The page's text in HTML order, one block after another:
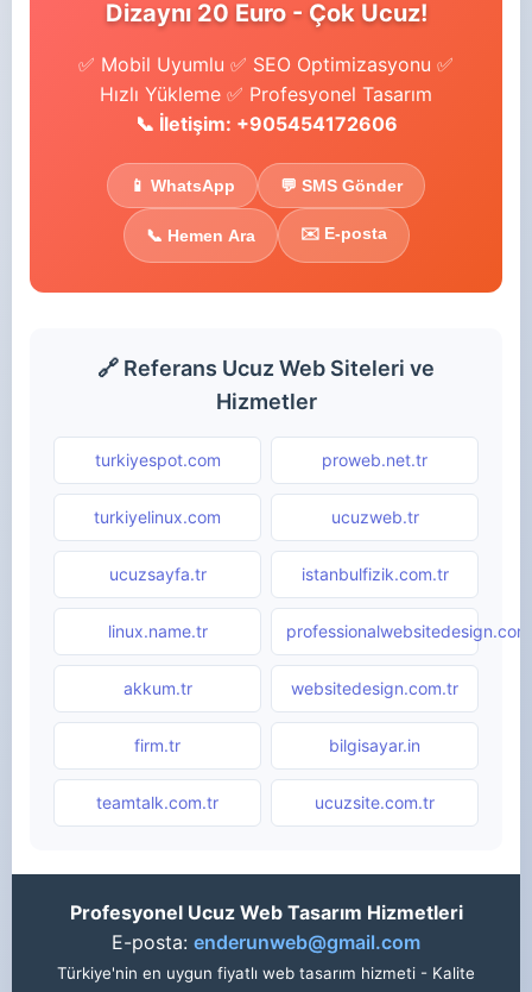
Dizaynı 20 Euro - Çok Ucuz!
✅ Mobil Uyumlu ✅ SEO Optimizasyonu ✅
Hızlı Yükleme ✅ Profesyonel Tasarım
📞 İletişim: +905454172606
📱 WhatsApp 💬 SMS Gönder
📞 Hemen Ara ✉️ E-posta
🔗 Referans Ucuz Web Siteleri ve
Hizmetler
turkiyespot.com proweb.net.tr
turkiyelinux.com ucuzweb.tr
ucuzsayfa.tr istanbulfizik.com.tr
linux.name.tr
akkum.tr websitedesign.com.tr
firm.tr bilgisayar.in
teamtalk.com.tr ucuzsite.com.tr
Profesyonel Ucuz Web Tasarım Hizmetleri
E-posta: enderunweb@gmail.com
Türkiye'nin en uygun fiyatlı web tasarım hizmeti - Kalite